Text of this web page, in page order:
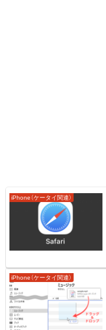
iPhone（ケータイ関連）
iPhone（ケータイ関連）